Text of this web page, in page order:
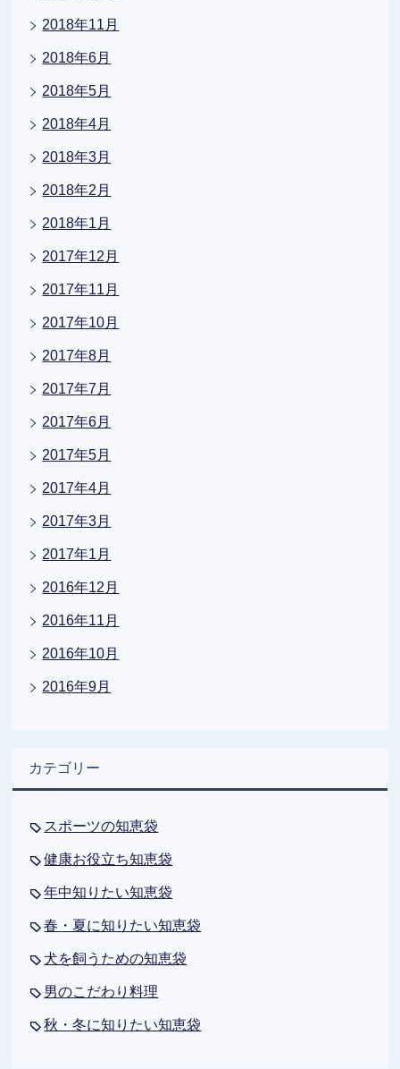
2018年11月
2018年6月
2018年5月
2018年4月
2018年3月
2018年2月
2018年1月
2017年12月
2017年11月
2017年10月
2017年8月
2017年7月
2017年6月
2017年5月
2017年4月
2017年3月
2017年1月
2016年12月
2016年11月
2016年10月
2016年9月
カテゴリー
スポーツの知恵袋
健康お役立ち知恵袋
年中知りたい知恵袋
春・夏に知りたい知恵袋
犬を飼うための知恵袋
男のこだわり料理
秋・冬に知りたい知恵袋